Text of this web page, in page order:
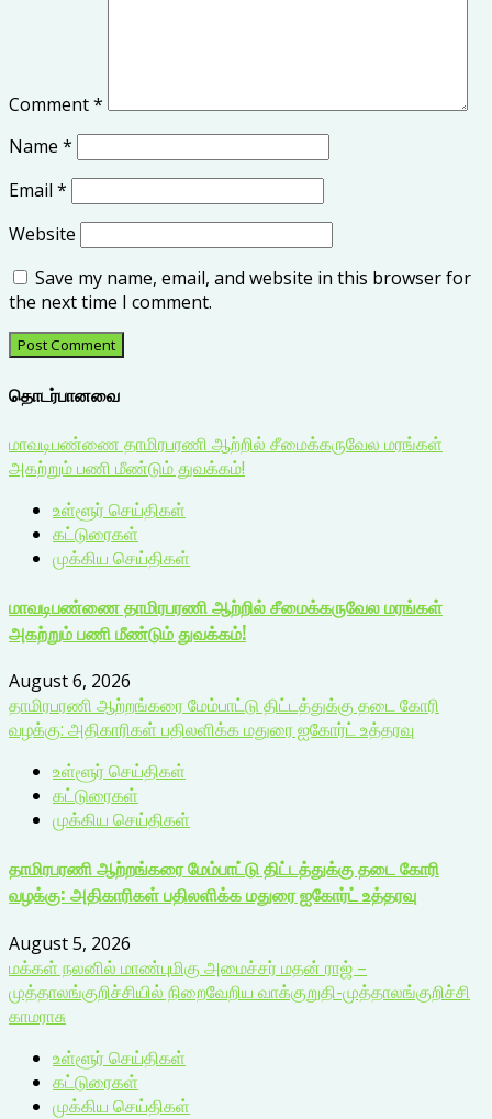
Comment*
Name *
Email *
Website
Save my name, email, and website in this browser for
the next time I comment.
தொடர்பானவை
மாவடிபண்ணை தாமிரபரணி ஆற்றில் சீமைக்கருவேல மரங்கள்
அகற்றும் பணி மீண்டும் துவக்கம்!
உள்ளூர் செய்திகள்
கட்டுரைகள்
முக்கிய செய்திகள்
மாவடிபண்ணை தாமிரபரணி ஆற்றில் சீமைக்கருவேல மரங்கள்
அகற்றும் பணி மீண்டும் துவக்கம்!
August 6, 2026
தாமிரபரணி ஆற்றங்கரை மேம்பாட்டு திட்டத்துக்கு தடை கோரி
வழக்கு: அதிகாரிகள் பதிலளிக்க மதுரை ஐகோர்ட் உத்தரவு
உள்ளூர் செய்திகள்
கட்டுரைகள்
முக்கிய செய்திகள்
தாமிரபரணி ஆற்றங்கரை மேம்பாட்டு திட்டத்துக்கு தடை கோரி
வழக்கு: அதிகாரிகள் பதிலளிக்க மதுரை ஐகோர்ட் உத்தரவு
August 5, 2026
மக்கள் நலனில் மாண்புமிகு அமைச்சர் மதன் ராஜ் –
முத்தாலங்குறிச்சியில் நிறைவேறிய வாக்குறுதி-முத்தாலங்குறிச்சி
காமராசு
உள்ளூர் செய்திகள்
கட்டுரைகள்
முக்கிய செய்திகள்